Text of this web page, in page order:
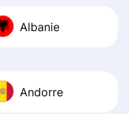
Recommend it!
Albanie
Andorre